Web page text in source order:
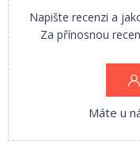
Napište recenzi a
Za přínosnou
Máte u